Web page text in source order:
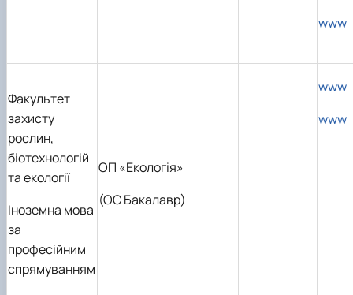
www
Факультет
захисту
рослин,
біотехнологій
та екології
Іноземна мова
за
професійним
спрямуванням
ОП «Екологія»
(OC Бакалавр)
www
www